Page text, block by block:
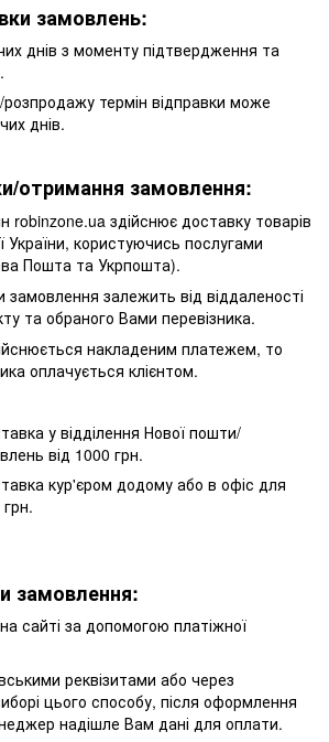
замовлень:
днів з моменту підтвердження та
розпродажу термін відправки може
днів.
отримання замовлення:
robinzone.ua здійснює доставку товарів
України, користуючись послугами
Пошта та Укрпошта).
замовлення залежить від віддаленості
та обраного Вами перевізника.
накладеним платежем, то
оплачується клієнтом.
у відділення Нової пошти/
від 1000 грн.
кур'єром додому або в офіс для
замовлення:
сайті за допомогою платіжної
реквізитами або через
цього способу, після оформлення
надішле Вам дані для оплати.